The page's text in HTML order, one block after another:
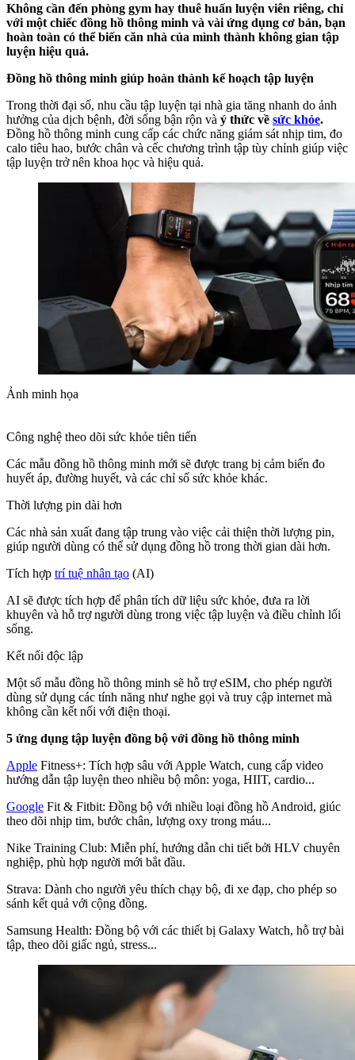
Không cần đến phòng gym hay thuê huấn luyện viên riêng, chỉ
với một chiếc đồng hồ thông minh và vài ứng dụng cơ bản, bạn
hoàn toàn có thể biến căn nhà của mình thành không gian tập
luyện hiệu quả.
Đồng hồ thông minh giúp hoàn thành kế hoạch tập luyện
Trong thời đại số, nhu cầu tập luyện tại nhà gia tăng nhanh do ảnh
hưởng của dịch bệnh, đời sống bận rộn và ý thức về sức khỏe.
Đồng hồ thông minh cung cấp các chức năng giám sát nhịp tim, đo
calo tiêu hao, bước chân và cếc chương trình tập tùy chỉnh giúp việc
tập luyện trở nên khoa học và hiệu quả.
Ảnh minh họa
Công nghệ theo dõi sức khỏe tiên tiến
Các mẫu đồng hồ thông minh mới sẽ được trang bị cảm biến đo
huyết áp, đường huyết, và các chỉ số sức khỏe khác.
Thời lượng pin dài hơn
Các nhà sản xuất đang tập trung vào việc cải thiện thời lượng pin,
giúp người dùng có thể sử dụng đồng hồ trong thời gian dài hơn.
Tích hợp trí tuệ nhân tạo (AI)
AI sẽ được tích hợp để phân tích dữ liệu sức khỏe, đưa ra lời
khuyên và hỗ trợ người dùng trong việc tập luyện và điều chỉnh lối
sống.
Kết nối độc lập
Một số mẫu đồng hồ thông minh sẽ hỗ trợ eSIM, cho phép người
dùng sử dụng các tính năng như nghe gọi và truy cập internet mà
không cần kết nối với điện thoại.
5 ứng dụng tập luyện đồng bộ với đồng hồ thông minh
Apple Fitness+: Tích hợp sâu với Apple Watch, cung cấp video
hướng dẫn tập luyện theo nhiều bộ môn: yoga, HIIT, cardio...
Google Fit & Fitbit: Đồng bộ với nhiều loại đồng hồ Android, giúc
theo dõi nhịp tim, bước chân, lượng oxy trong máu...
Nike Training Club: Miễn phí, hướng dẫn chi tiết bởi HLV chuyên
nghiệp, phù hợp người mới bắt đầu.
Strava: Dành cho người yêu thích chạy bộ, đi xe đạp, cho phép so
sánh kết quả với cộng đồng.
Samsung Health: Đồng bộ với các thiết bị Galaxy Watch, hỗ trợ bài
tập, theo dõi giấc ngủ, stress...